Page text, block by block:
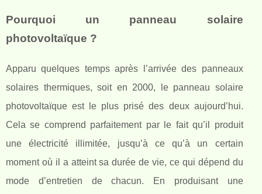
Pourquoi un panneau solaire
photovoltaïque ?
Apparu quelques temps après l’arrivée des panneaux
solaires thermiques, soit en 2000, le panneau solaire
photovoltaïque est le plus prisé des deux aujourd’hui.
Cela se comprend parfaitement par le fait qu’il produit
une électricité illimitée, jusqu’à ce qu’à un certain
moment où il a atteint sa durée de vie, ce qui dépend du
mode d’entretien de chacun. En produisant une